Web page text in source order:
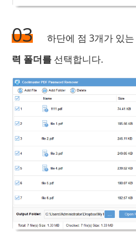
03 하단에 점 3개가 있는
력 폴더를 선택합니다.